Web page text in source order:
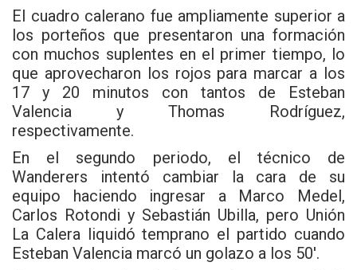
El cuadro calerano fue ampliamente superior a
los porteños que presentaron una formación
con muchos suplentes en el primer tiempo, lo
que aprovecharon los rojos para marcar a los
17 y 20 minutos con tantos de Esteban
Valencia y Thomas Rodríguez,
respectivamente.
En el segundo periodo, el técnico de
Wanderers intentó cambiar la cara de su
equipo haciendo ingresar a Marco Medel,
Carlos Rotondi y Sebastián Ubilla, pero Unión
La Calera liquidó temprano el partido cuando
Esteban Valencia marcó un golazo a los 50′.